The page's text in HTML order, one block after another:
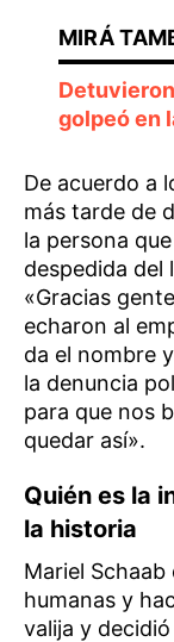
golpeó en
De acuerdo a
más tarde de
la persona
despedida del
«Gracias
echaron al
da el nombre
la denuncia
para que nos
quedar así».
Quién es la
la historia
Mariel
humanas y
valija y